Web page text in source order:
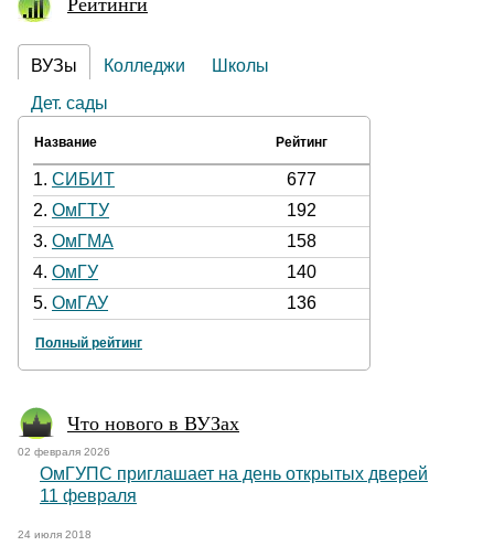
ВУЗы Колледжи
Школы
Дет. сады
Название Рейтинг
1. СИБИТ
677
2. ОмГТУ
192
3. ОмГМА
158
4. ОмГУ
140
5. ОмГАУ 136
Полный рейтинг
Что нового в ВУЗах
02 февраля 2026
ОмГУПС приглашает на день открытых дверей
11 февраля
24 июля 2018